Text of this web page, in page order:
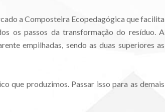
a Composteira Ecopedagógica que facilita
os passos da transformação do resíduo. A
empilhadas, sendo as duas superiores as
que produzimos. Passar isso para as demais